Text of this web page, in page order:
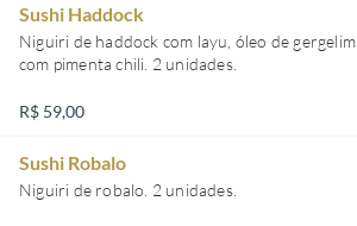
Sushi Haddock
Niguiri de haddock com layu, óleo de gergelim
com pimenta chili. 2 unidades.
R$ 59,00
Sushi Robalo
Niguiri de robalo. 2 unidades.